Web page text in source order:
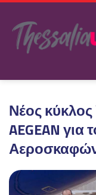
Νέος
AEGEAN